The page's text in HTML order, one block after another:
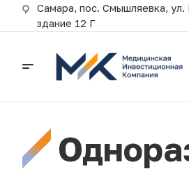
Самара, пос. Смышляевка, ул.
здание 12 Г